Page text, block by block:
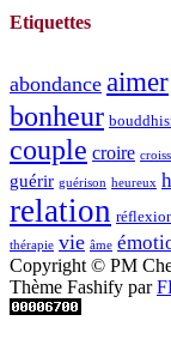
Etiquettes
abondance aimer
bonheur
couple croire
guérir guérison heureux
relation
thérapie vie âme
Copyright © PM
Thème Fashify par